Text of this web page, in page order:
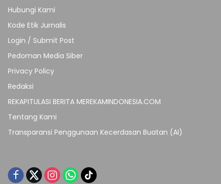
Hubungi Kami
Kode Etik Jurnalis
Login / Submit Post
Pedoman Media Siber
Privacy Policy
Redaksi
REKAPITULASI BERITA MEREKAMINDONESIA.COM
Tentang Kami
Transparansi Penggunaan Kecerdasan Buatan (AI)